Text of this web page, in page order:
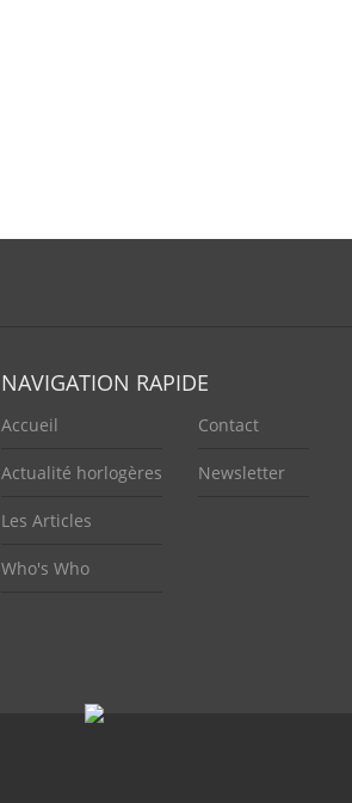
NAVIGATION RAPIDE
Accueil
Actualité horlogères
Les Articles
Who's Who
Contact
Newsletter